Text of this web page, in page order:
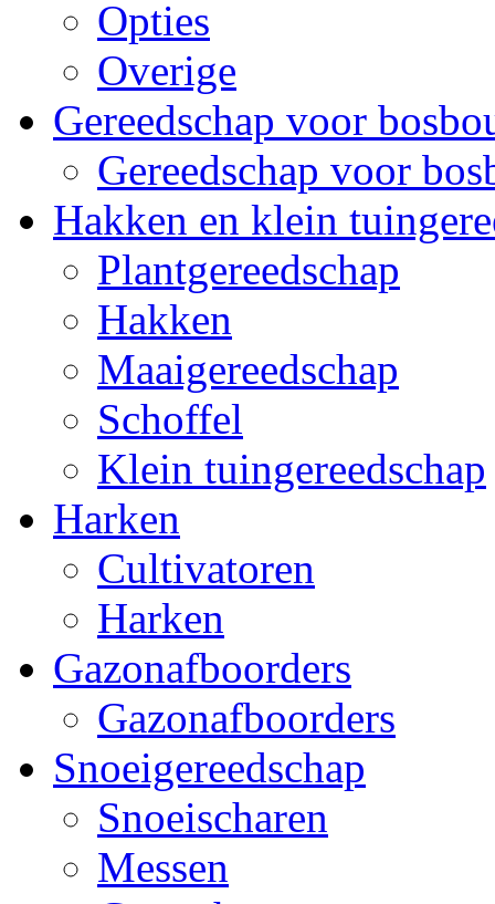
Opties
Overige
Gereedschap voor
Gereedschap voor
Hakken en klein
Plantgereedschap
Hakken
Maaigereedschap
Schoffel
Klein tuingereedschap
Harken
Cultivatoren
Harken
Gazonafboorders
Gazonafboorders
Snoeigereedschap
Snoeischaren
Messen